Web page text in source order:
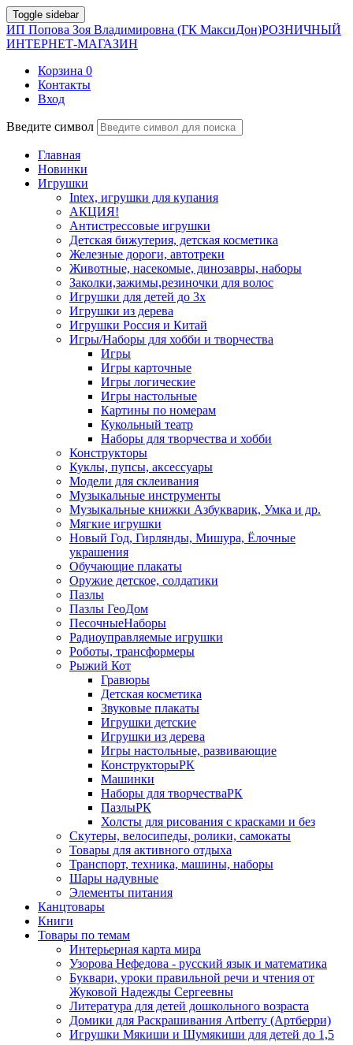
Toggle sidebar
ИП Попова Зоя Владимировна (ГК МаксиДон)РОЗНИЧНЫЙ
ИНТЕРНЕТ-МАГАЗИН
Корзина 0
Контакты
Вход
Введите символ
Главная
Новинки
Игрушки
Intex, игрушки для купания
АКЦИЯ!
Антистрессовые игрушки
Детская бижутерия, детская косметика
Железные дороги, автотреки
Животные, насекомые, динозавры, наборы
Заколки,зажимы,резиночки для волос
Игрушки для детей до 3х
Игрушки из дерева
Игрушки Россия и Китай
Игры/Наборы для хобби и творчества
Игры
Игры карточные
Игры логические
Игры настольные
Картины по номерам
Кукольный театр
Наборы для творчества и хобби
Конструкторы
Куклы, пупсы, аксессуары
Модели для склеивания
Музыкальные инструменты
Музыкальные книжки Азбукварик, Умка и др.
Мягкие игрушки
Новый Год, Гирлянды, Мишура, Ёлочные
украшения
Обучающие плакаты
Оружие детское, солдатики
Пазлы
Пазлы ГеоДом
ПесочныеНаборы
Радиоуправляемые игрушки
Роботы, трансформеры
Рыжий Кот
Гравюры
Детская косметика
Звуковые плакаты
Игрушки детские
Игрушки из дерева
Игры настольные, развивающие
КонструкторыРК
Машинки
Наборы для творчестваРК
ПазлыРК
Холсты для рисования с красками и без
Скутеры, велосипеды, ролики, самокаты
Товары для активного отдыха
Транспорт, техника, машины, наборы
Шары надувные
Элементы питания
Канцтовары
Книги
Товары по темам
Интерьерная карта мира
Узорова Нефедова - русский язык и математика
Буквари, уроки правильной речи и чтения от
Жуковой Надежды Сергеевны
Литература для детей дошкольного возраста
Домики для Раскрашивания Artberry (Артберри)
Игрушки Мякиши и Шумякиши для детей до 1,5